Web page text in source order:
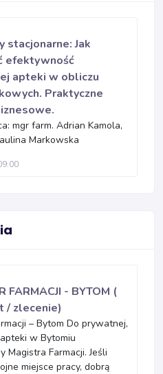
stacjonarne: Jak
efektywność
apteki w obliczu
Praktyczne
mgr farm. Adrian Kamola,
Markowska
FARMACJI - BYTOM (
/ zlecenie)
– Bytom Do prywatnej,
w Bytomiu
Magistra Farmacji. Jeśli
miejsce pracy, dobrą